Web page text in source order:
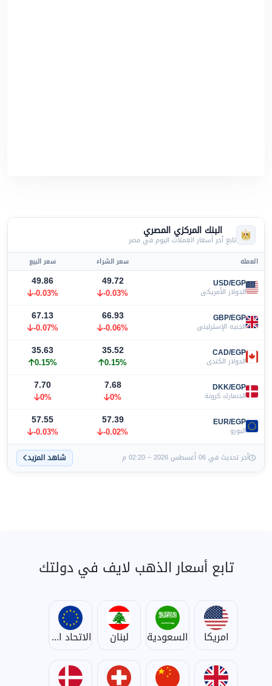
البنك المركزي المصري
تابع آخر أسعار العملات اليوم في مصر
العمله سعر الشراء سعر البيع
USD/EGP
الدولار الأمريكي
49.72
-0.03%
49.86
-0.03%
GBP/EGP
الجنيه الإسترليني
66.93
-0.06%
67.13
-0.07%
CAD/EGP
الدولار الكندي
35.52
0.15%
35.63
0.15%
DKK/EGP
الدنمارك كرونة
7.68
0%
7.70
0%
EUR/EGP
اليورو
57.39
-0.02%
57.55
-0.03%
آخر تحديث في 06 أغسطس 2026 – 02:20 م شاهد المزيد
تابع أسعار الذهب لايف في دولتك
امريكا السعودية لبنان الاتحاد الأوروبي